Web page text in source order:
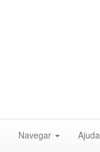
Navegar Ajuda